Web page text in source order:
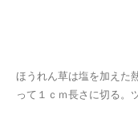
ほうれん草は塩を加えた
って１ｃｍ長さに切る。